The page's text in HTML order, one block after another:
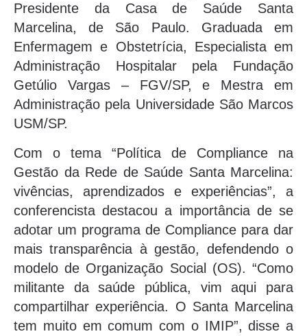
Presidente da Casa de Saúde Santa
Marcelina, de São Paulo. Graduada em
Enfermagem e Obstetrícia, Especialista em
Administração Hospitalar pela Fundação
Getúlio Vargas – FGV/SP, e Mestra em
Administração pela Universidade São Marcos
USM/SP.
Com o tema “Política de Compliance na
Gestão da Rede de Saúde Santa Marcelina:
vivências, aprendizados e experiências”, a
conferencista destacou a importância de se
adotar um programa de Compliance para dar
mais transparência à gestão, defendendo o
modelo de Organização Social (OS). “Como
militante da saúde pública, vim aqui para
compartilhar experiência. O Santa Marcelina
tem muito em comum com o IMIP”, disse a